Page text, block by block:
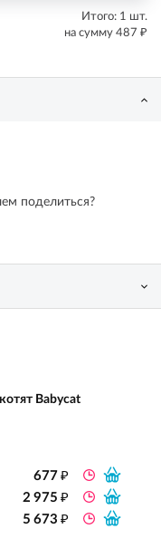
Итого: 1 шт.
на сумму 487 ₽
поделиться?
Babycat
677₽
2 975₽
5 673₽